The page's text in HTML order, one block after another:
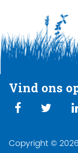
Vind ons
Copyright ©